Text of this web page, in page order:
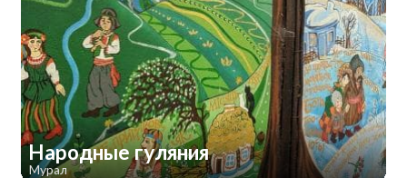
Народные гуляния
Мурал